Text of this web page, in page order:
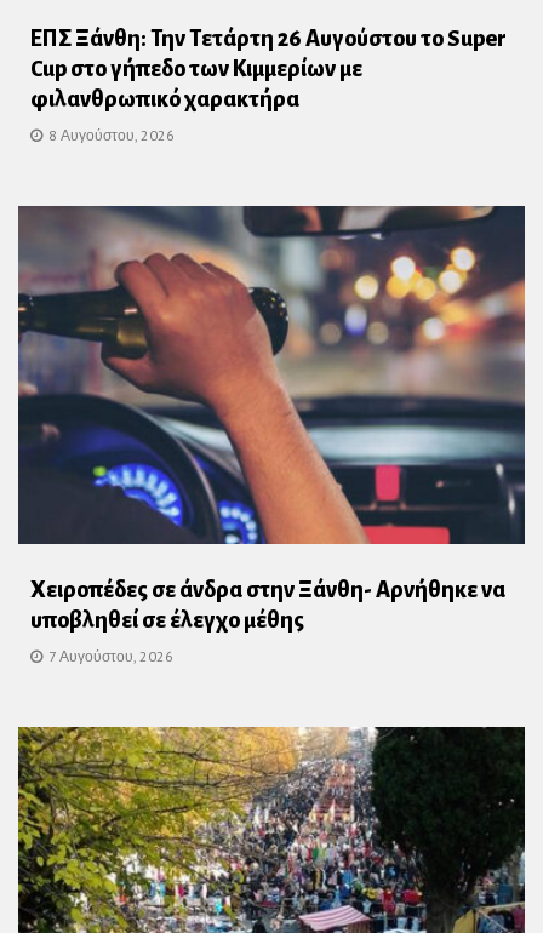
ΕΠΣ Ξάνθη: Την Τετάρτη 26 Αυγούστου το Super
Cup στο γήπεδο των Κιμμερίων με
φιλανθρωπικό χαρακτήρα
8 Αυγούστου, 2026
Χειροπέδες σε άνδρα στην Ξάνθη- Αρνήθηκε να
υποβληθεί σε έλεγχο μέθης
7 Αυγούστου, 2026